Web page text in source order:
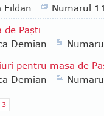
Fildan
Numarul
de Paşti
Demian
pentru masa de
Demian
3